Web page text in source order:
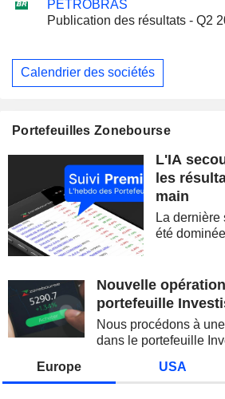
PETROBRAS
Publication des résultats - Q2
Calendrier des sociétés
Portefeuilles Zonebourse
L'IA
les
main
La
été
semi-
inquiétudes
Nouvelle
portefeuille
Nous procédons à
dans le portefeuille
Europe USA